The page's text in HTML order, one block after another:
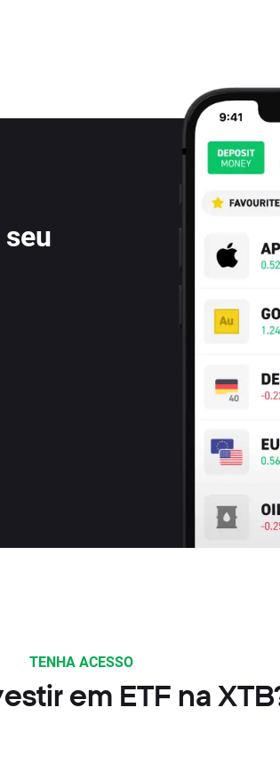
TENHA ACESSO
em ETF na